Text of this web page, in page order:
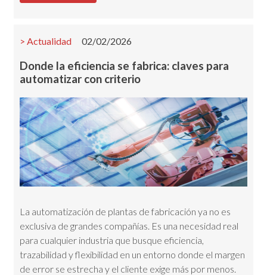
Actualidad 02/02/2026
Donde la eficiencia se fabrica: claves para
automatizar con criterio
La automatización de plantas de fabricación ya no es
exclusiva de grandes compañías. Es una necesidad real
para cualquier industria que busque eficiencia,
trazabilidad y flexibilidad en un entorno donde el margen
de error se estrecha y el cliente exige más por menos.